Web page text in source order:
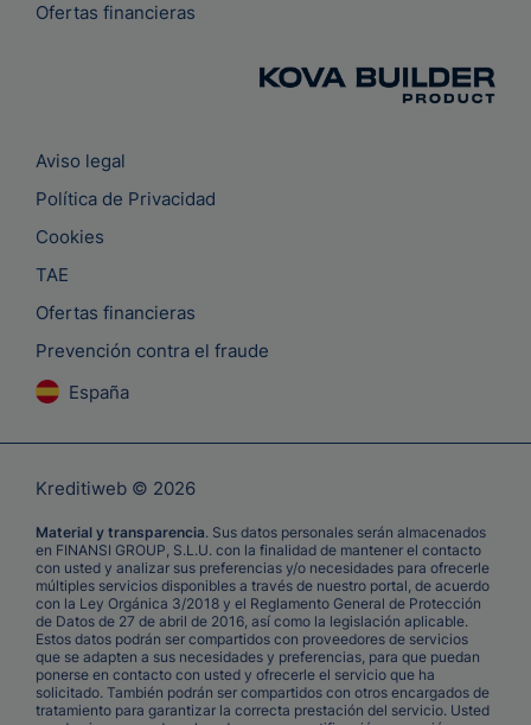
Ofertas financieras
Aviso legal
Política de Privacidad
Cookies
TAE
Ofertas financieras
Prevención contra el fraude
España
Kreditiweb © 2026
Material y transparencia. Sus datos personales serán almacenados
en FINANSI GROUP, S.L.U. con la finalidad de mantener el contacto
con usted y analizar sus preferencias y/o necesidades para ofrecerle
múltiples servicios disponibles a través de nuestro portal, de acuerdo
con la Ley Orgánica 3/2018 y el Reglamento General de Protección
de Datos de 27 de abril de 2016, así como la legislación aplicable.
Estos datos podrán ser compartidos con proveedores de servicios
que se adapten a sus necesidades y preferencias, para que puedan
ponerse en contacto con usted y ofrecerle el servicio que ha
solicitado. También podrán ser compartidos con otros encargados de
tratamiento para garantizar la correcta prestación del servicio. Usted